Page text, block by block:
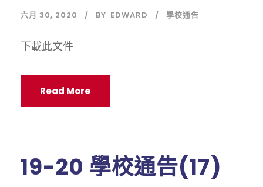
六月 30, 2020 BY EDWARD 學校通告
下載此文件
Read More
19-20 學校通告(17)